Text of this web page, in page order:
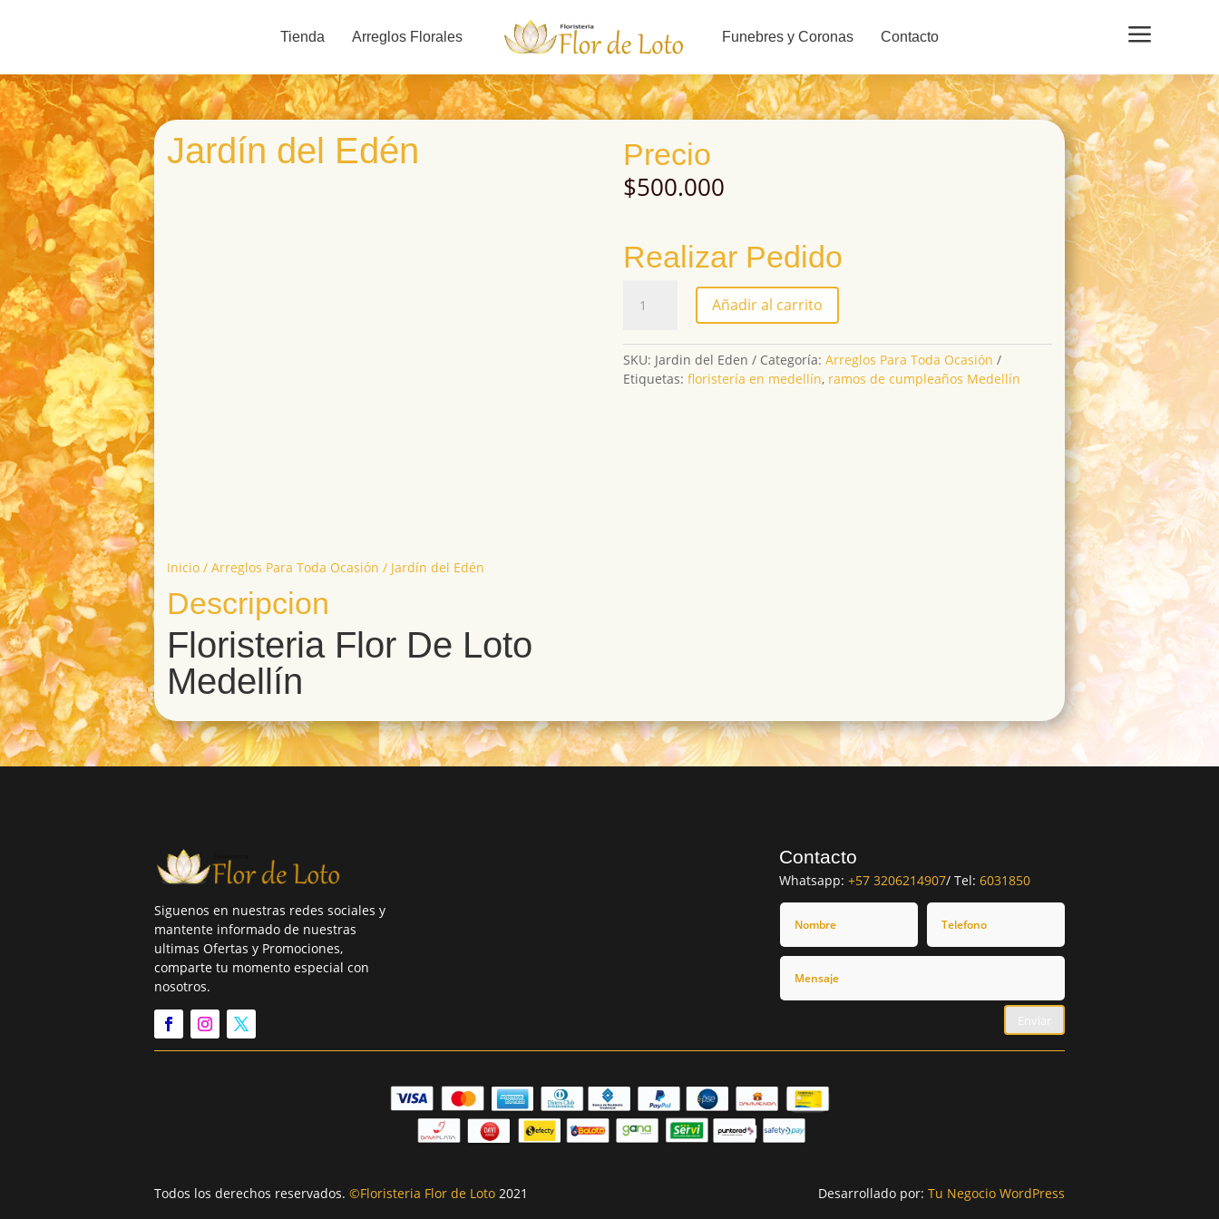
Tienda Arreglos Florales Funebres y Coronas Contacto a
Jardín del Edén
Inicio / Arreglos Para Toda Ocasión / Jardín del Edén
Descripcion
Floristeria Flor De Loto
Medellín
Precio
$500.000
Realizar Pedido
del
cantidad
Añadir al carrito
SKU: Jardin del Eden Categoría: Arreglos Para Toda Ocasión
Etiquetas: floristería en medellín, ramos de cumpleaños Medellín
Siguenos en nuestras redes sociales y
mantente informado de nuestras
ultimas Ofertas y Promociones,
comparte tu momento especial con
nosotros.
Contacto
Whatsapp:+57 3206214907/ Tel:6031850
Enviar
Todos los derechos reservados. ©Floristeria Flor de Loto 2021 Desarrollado por: Tu Negocio WordPress